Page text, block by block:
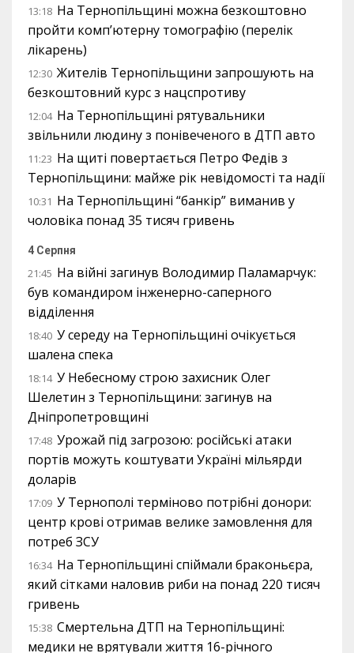
13:18 На Тернопільщині можна безкоштовно
пройти комп’ютерну томографію (перелік
лікарень)
12:30 Жителів Тернопільщини запрошують на
безкоштовний курс з нацспротиву
12:04 На Тернопільщині рятувальники
звільнили людину з понівеченого в ДТП авто
11:23 На щиті повертається Петро Федів з
Тернопільщини: майже рік невідомості та надії
10:31 На Тернопільщині “банкір” виманив у
чоловіка понад 35 тисяч гривень
4 Серпня
21:45 На війні загинув Володимир Паламарчук:
був командиром інженерно-саперного
відділення
18:40 У середу на Тернопільщині очікується
шалена спека
18:14 У Небесному строю захисник Олег
Шелетин з Тернопільщини: загинув на
Дніпропетровщині
17:48 Урожай під загрозою: російські атаки
портів можуть коштувати Україні мільярди
доларів
17:09 У Тернополі терміново потрібні донори:
центр крові отримав велике замовлення для
потреб ЗСУ
16:34 На Тернопільщині спіймали браконьєра,
який сітками наловив риби на понад 220 тисяч
гривень
15:38 Смертельна ДТП на Тернопільщині:
медики не врятували життя 16-річного